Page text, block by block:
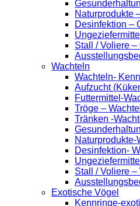
Naturprodukte
Desinfektion –
Stall / Voliere –
Wachteln
Wachteln-
Aufzucht
Futtermittel-
Tröge –
Tränken -
Naturprodukte-
Desinfektion-
Stall / Voliere –
Exotische Vögel
Kennringe-